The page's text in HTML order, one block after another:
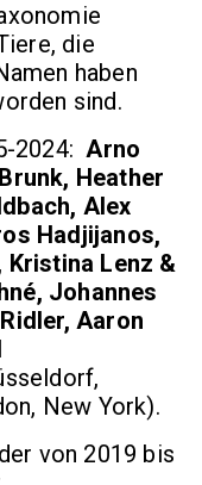
die
haben
sind.
2024: Arno
Heather
Alex
Hadjijanos,
Kristina Lenz &
Johannes
Aaron
New York).
von 2019 bis